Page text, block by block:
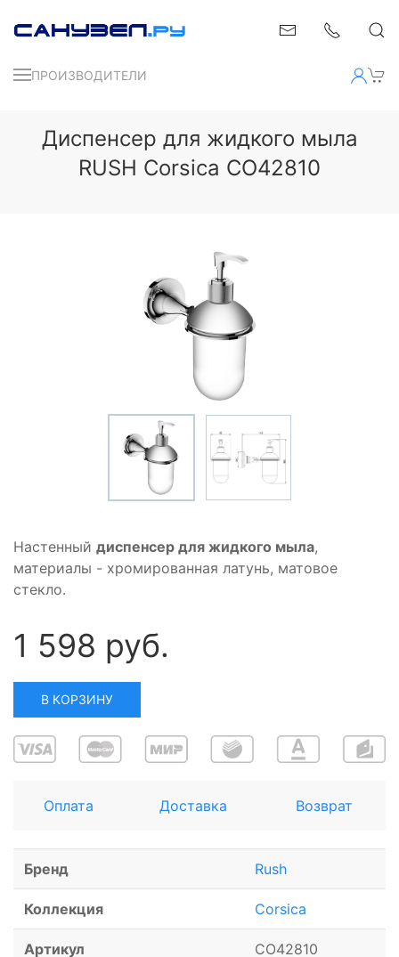
ПРОИЗВОДИТЕЛИ
Диспенсер для жидкого мыла
RUSH Corsica CO42810
Настенный диспенсер для жидкого мыла,
материалы - хромированная латунь, матовое
стекло.
1 598 руб.
В КОРЗИНУ
Оплата Доставка Возврат
Бренд Rush
Коллекция Corsica
Артикул CO42810